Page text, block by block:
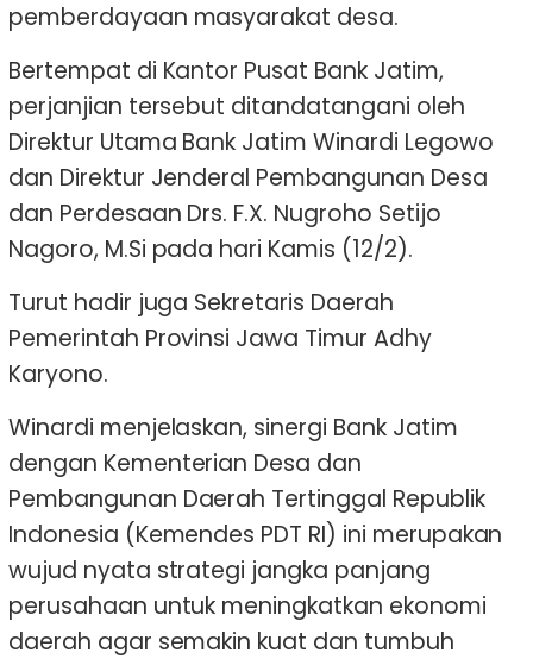
pemberdayaan masyarakat desa.
Bertempat di Kantor Pusat Bank Jatim,
perjanjian tersebut ditandatangani oleh
Direktur Utama Bank Jatim Winardi Legowo
dan Direktur Jenderal Pembangunan Desa
dan Perdesaan Drs. F.X. Nugroho Setijo
Nagoro, M.Si pada hari Kamis (12/2).
Turut hadir juga Sekretaris Daerah
Pemerintah Provinsi Jawa Timur Adhy
Karyono.
Winardi menjelaskan, sinergi Bank Jatim
dengan Kementerian Desa dan
Pembangunan Daerah Tertinggal Republik
Indonesia (Kemendes PDT RI) ini merupakan
wujud nyata strategi jangka panjang
perusahaan untuk meningkatkan ekonomi
daerah agar semakin kuat dan tumbuh